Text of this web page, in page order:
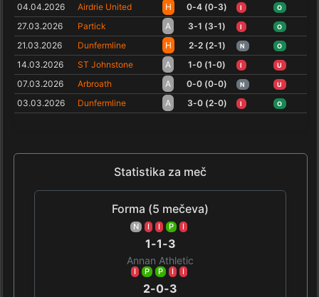
04.04.2026 Airdrie United H 0-4 (0-3) I O
27.03.2026 Partick A 3-1 (3-1) I O
21.03.2026 Dunfermline H 2-2 (2-1) N O
14.03.2026 ST Johnstone A 1-0 (1-0) I U
07.03.2026 Arbroath A 0-0 (0-0) N U
03.03.2026 Dunfermline A 3-0 (2-0) I O
Statistika za meč
Forma (5 mečeva)
N I I P I
1-1-3
Annan Athletic
I P P I I
2-0-3